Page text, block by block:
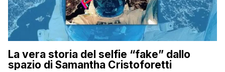
La vera storia del selfie “fake” dallo
spazio di Samantha Cristoforetti